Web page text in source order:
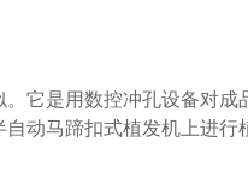
是用数控冲孔设备对成
动马蹄扣式植发机上进